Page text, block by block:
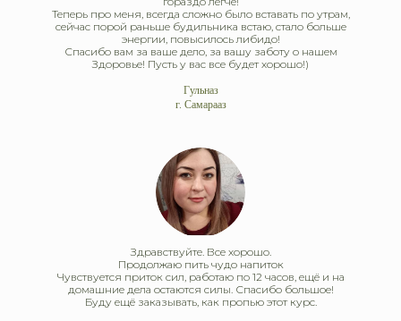
Теперь про меня, всегда сложно было вставать по утрам,
сейчас порой раньше будильника встаю, стало больше
энергии, повысилось либидо!
Спасибо вам за ваше дело, за вашу заботу о нашем
Здоровье! Пусть у вас все будет хорошо!)
Гульназ
г. Самарааз
Здравствуйте. Все хорошо.
Продолжаю пить чудо напиток
Чувствуется приток сил, работаю по 12 часов, ещё и на
домашние дела остаются силы. Спасибо большое!
Буду ещё заказывать, как пропью этот курс.